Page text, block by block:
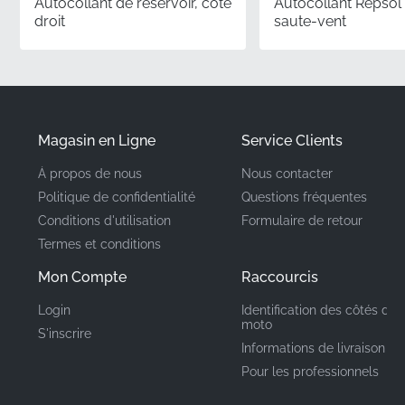
ainsi des déceptions coûteuses et frustrantes.
production sont calibrées pour correspondre aux
professionnelle.
Numéro de pièce
86641KTYD70ZA
Fabricant
Emplacement de
montage
Carénage avant supérieur
droit
saute-vent
Magasin en Ligne
À propos de nous
Politique de confidentialité
Conditions d'utilisation
Termes et conditions
Mon Compte
Login
S'inscrire
Service Clients
Nous contacter
Questions fréquentes
Formulaire de retour
Raccourcis
Identification des côtés de
moto
Informations de livraison
Pour les professionnels